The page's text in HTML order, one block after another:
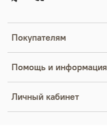
Покупателям
Помощь и информация
Личный кабинет